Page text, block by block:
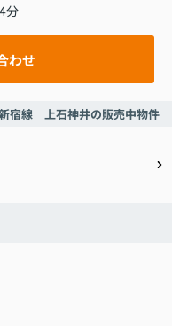
分
わせ
宿線 上石神井の販売中物件